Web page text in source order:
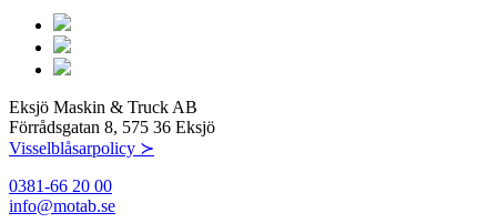
Eksjö Maskin & Truck AB
Förrådsgatan 8, 575 36 Eksjö
Visselblåsarpolicy ≻
0381-66 20 00
info@motab.se